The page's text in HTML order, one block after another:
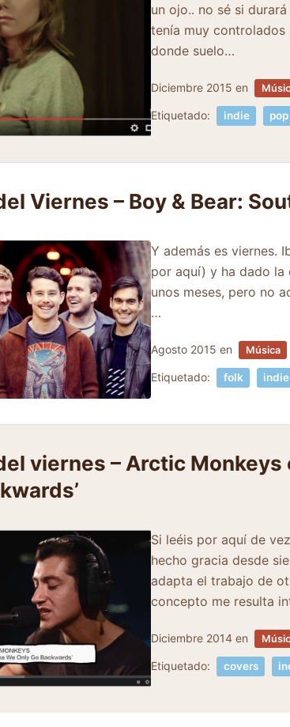
un ojo.. no sé si
tenía muy controlados
donde suelo…
Diciembre 2015 en
Etiquetado: indie pop
Viernes – Boy & Bear:
Y además es viernes.
por aquí) y ha dado la
unos meses, pero no
…
Agosto 2015 en Música
Etiquetado: folk indie
viernes – Arctic Monkeys
Si leéis por aquí de
hecho gracia desde
adapta el trabajo de
concepto me resulta
Diciembre 2014 en
Etiquetado: covers